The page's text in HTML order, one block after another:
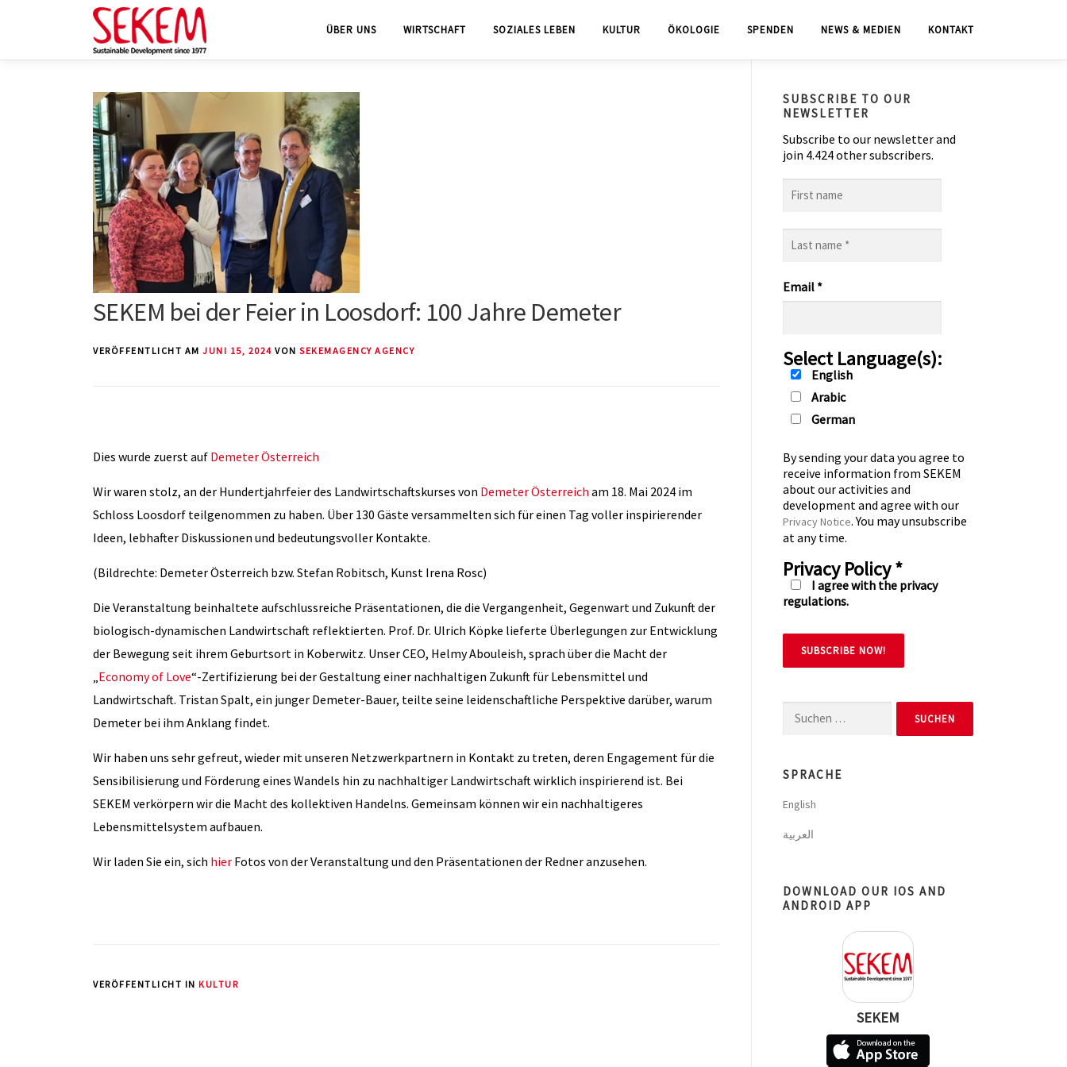
springen
ÜBER UNS WIRTSCHAFT SOZIALES LEBEN KULTUR ÖKOLOGIE SPENDEN NEWS & MEDIEN KONTAKT
SEKEM bei der Feier in Loosdorf: 100 Jahre Demeter
VERÖFFENTLICHT AM JUNI 15, 2024 VON SEKEMAGENCY AGENCY
Dies wurde zuerst auf Demeter Österreich
Wir waren stolz, an der Hundertjahrfeier des Landwirtschaftskurses von Demeter Österreich am 18. Mai 2024 im
Schloss Loosdorf teilgenommen zu haben. Über 130 Gäste versammelten sich für einen Tag voller inspirierender
Ideen, lebhafter Diskussionen und bedeutungsvoller Kontakte.
(Bildrechte: Demeter Österreich bzw. Stefan Robitsch, Kunst Irena Rosc)
Die Veranstaltung beinhaltete aufschlussreiche Präsentationen, die die Vergangenheit, Gegenwart und Zukunft der
biologisch-dynamischen Landwirtschaft reflektierten. Prof. Dr. Ulrich Köpke lieferte Überlegungen zur Entwicklung
der Bewegung seit ihrem Geburtsort in Koberwitz. Unser CEO, Helmy Abouleish, sprach über die Macht der
„Economy of Love“-Zertifizierung bei der Gestaltung einer nachhaltigen Zukunft für Lebensmittel und
Landwirtschaft. Tristan Spalt, ein junger Demeter-Bauer, teilte seine leidenschaftliche Perspektive darüber, warum
Demeter bei ihm Anklang findet.
Wir haben uns sehr gefreut, wieder mit unseren Netzwerkpartnern in Kontakt zu treten, deren Engagement für die
Sensibilisierung und Förderung eines Wandels hin zu nachhaltiger Landwirtschaft wirklich inspirierend ist. Bei
SEKEM verkörpern wir die Macht des kollektiven Handelns. Gemeinsam können wir ein nachhaltigeres
Lebensmittelsystem aufbauen.
Wir laden Sie ein, sich hier Fotos von der Veranstaltung und den Präsentationen der Redner anzusehen.
VERÖFFENTLICHT IN KULTUR
SUBSCRIBE TO OUR
NEWSLETTER
Subscribe to our newsletter and
join 4.424 other subscribers.
name
name
Email *
Select Language(s):
English
Arabic
German
By sending your data you agree to
receive information from SEKEM
about our activities and
development and agree with our
Privacy Notice. You may unsubscribe
at any time.
Privacy Policy*
I agree with the privacy
regulations.
Suchen
SPRACHE
English
العربية
DOWNLOAD OUR IOS AND
ANDROID APP
SEKEM